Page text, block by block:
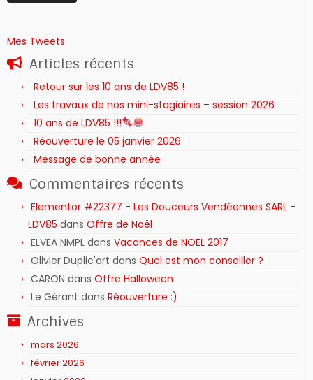
Mes Tweets
Articles récents
Retour sur les 10 ans de LDV85 !
Les travaux de nos mini-stagiaires – session 2026 ‍‍‍‍‍
10 ans de LDV85 !!!
Réouverture le 05 janvier 2026
Message de bonne année
Commentaires récents
Elementor #22377 - Les Douceurs Vendéennes SARL -
LDV85 dans Offre de Noël
ELVEA NMPL dans Vacances de NOEL 2017
Olivier Duplic'art dans Quel est mon conseiller ?
CARON dans Offre Halloween
Le Gérant dans Réouverture :)
Archives
mars 2026
février 2026